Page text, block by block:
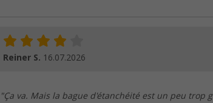
Reiner S. 16.07.2026
"Ça va. Mais la bague d'étanchéité est un peu trop